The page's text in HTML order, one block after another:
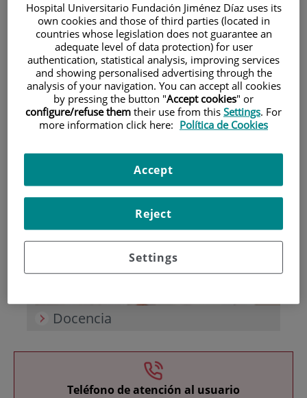
Pacientes y visitantes
Investigación
Docencia
Teléfono de atención al usuario
Hospital Universitario Fundación Jiménez Díaz uses its
own cookies and those of third parties (located in
countries whose legislation does not guarantee an
adequate level of data protection) for user
authentication, statistical analysis, improving services
and showing personalised advertising through the
analysis of your navigation. You can accept all cookies
by pressing the button "Accept cookies" or
configure/refuse them their use from this Settings. For
more information click here: Política de Cookies
Settings
Reject
Accept